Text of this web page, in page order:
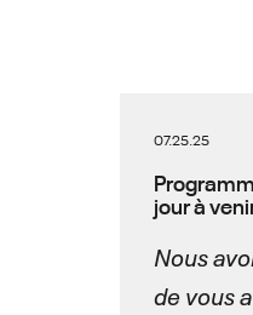
07.25.25
jour à
Nous
de vous